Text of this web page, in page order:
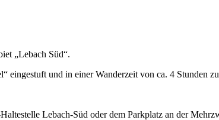
„Lebach Süd“.
eingestuft und in einer Wanderzeit von ca. 4 Stunden
Lebach-Süd oder dem Parkplatz an der